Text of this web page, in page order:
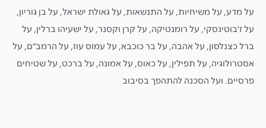
על מדע, על משיחיות, על התנשאות, על גאולת ישראל, על בן גוריון,
על ז׳בוטינסקי, על רומנטיקה, על קרן וקסנר, על ישעיהו ברלין, על
ברל כצנלסון, על אהבה, על בר כוכבא, על עמוס עוז, על הרמב״ם, על
אסטרולוגיה, על תפילין, על כאוס, על אמונה, על ברכט, על שטיחים
פרסיים. ועל הסכנה להתהפך בסיבוב